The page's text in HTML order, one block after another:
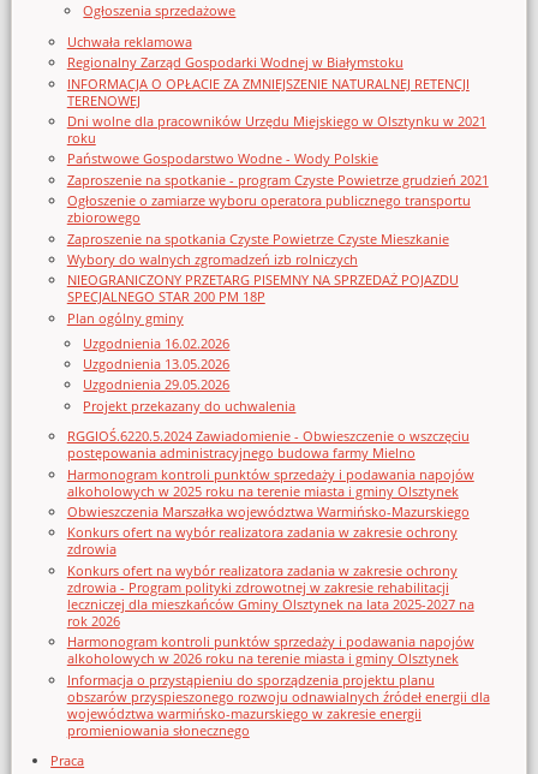
Ogłoszenia sprzedażowe
Uchwała reklamowa
Regionalny Zarząd Gospodarki Wodnej w Białymstoku
INFORMACJA O OPŁACIE ZA ZMNIEJSZENIE NATURALNEJ RETENCJI
TERENOWEJ
Dni wolne dla pracowników Urzędu Miejskiego w Olsztynku w 2021
roku
Państwowe Gospodarstwo Wodne - Wody Polskie
Zaproszenie na spotkanie - program Czyste Powietrze grudzień 2021
Ogłoszenie o zamiarze wyboru operatora publicznego transportu
zbiorowego
Zaproszenie na spotkania Czyste Powietrze Czyste Mieszkanie
Wybory do walnych zgromadzeń izb rolniczych
NIEOGRANICZONY PRZETARG PISEMNY NA SPRZEDAŻ POJAZDU
SPECJALNEGO STAR 200 PM 18P
Plan ogólny gminy
Uzgodnienia 16.02.2026
Uzgodnienia 13.05.2026
Uzgodnienia 29.05.2026
Projekt przekazany do uchwalenia
RGGIOŚ.6220.5.2024 Zawiadomienie - Obwieszczenie o wszczęciu
postępowania administracyjnego budowa farmy Mielno
Harmonogram kontroli punktów sprzedaży i podawania napojów
alkoholowych w 2025 roku na terenie miasta i gminy Olsztynek
Obwieszczenia Marszałka województwa Warmińsko-Mazurskiego
Konkurs ofert na wybór realizatora zadania w zakresie ochrony
zdrowia
Konkurs ofert na wybór realizatora zadania w zakresie ochrony
zdrowia - Program polityki zdrowotnej w zakresie rehabilitacji
leczniczej dla mieszkańców Gminy Olsztynek na lata 2025-2027 na
rok 2026
Harmonogram kontroli punktów sprzedaży i podawania napojów
alkoholowych w 2026 roku na terenie miasta i gminy Olsztynek
Informacja o przystąpieniu do sporządzenia projektu planu
obszarów przyspieszonego rozwoju odnawialnych źródeł energii dla
województwa warmińsko-mazurskiego w zakresie energii
promieniowania słonecznego
Praca